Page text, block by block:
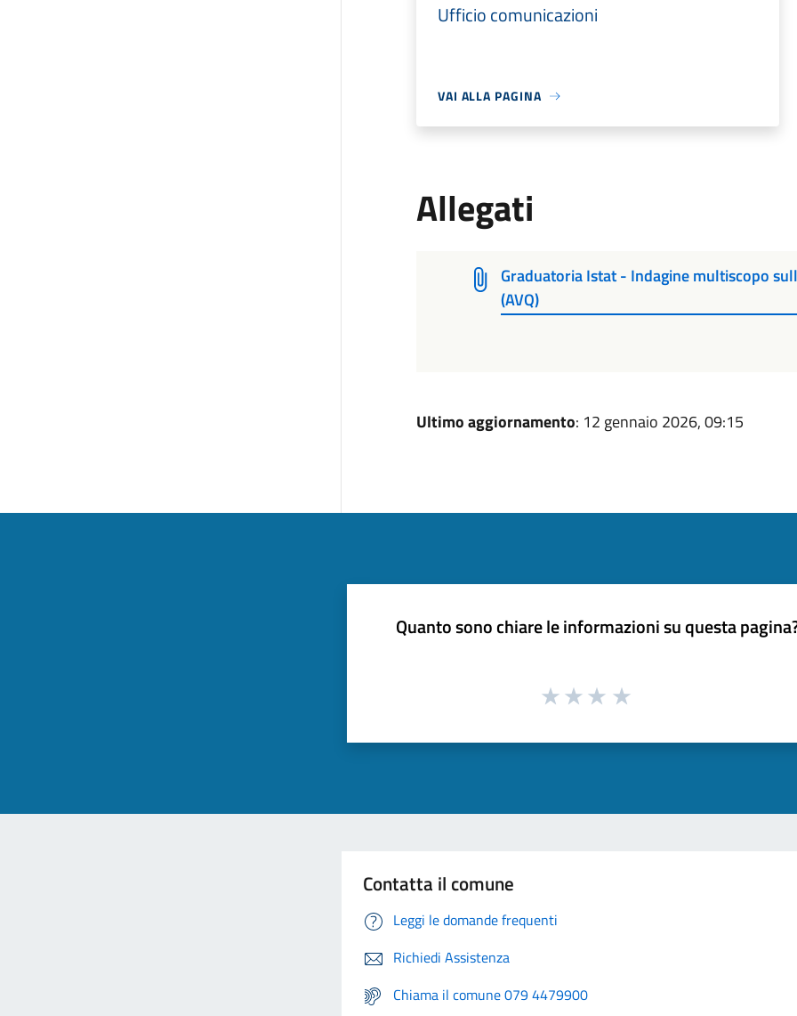
Ufficio comunicazioni
VAI ALLA PAGINA
Allegati
Graduatoria Istat - Indagine multiscopo
(AVQ)
Ultimo aggiornamento: 12 gennaio 2026, 09:15
Quanto sono chiare le informazioni su questa
Contatta il comune
Leggi le domande frequenti
Richiedi Assistenza
Chiama il comune 079 4479900